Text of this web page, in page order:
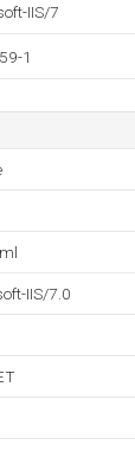
IIS/7
1
IIS/7.0